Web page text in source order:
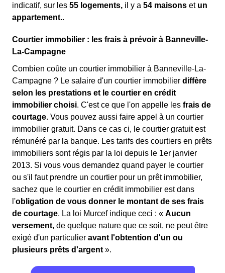
indicatif, sur les 55 logements, il y a 54 maisons et un
appartement..
Courtier immobilier : les frais à prévoir à Banneville-
La-Campagne
Combien coûte un courtier immobilier à Banneville-La-
Campagne ? Le salaire d'un courtier immobilier diffère
selon les prestations et le courtier en crédit
immobilier choisi. C'est ce que l'on appelle les frais de
courtage. Vous pouvez aussi faire appel à un courtier
immobilier gratuit. Dans ce cas ci, le courtier gratuit est
rémunéré par la banque. Les tarifs des courtiers en prêts
immobiliers sont régis par la loi depuis le 1er janvier
2013. Si vous vous demandez quand payer le courtier
ou s'il faut prendre un courtier pour un prêt immobilier,
sachez que le courtier en crédit immobilier est dans
l'obligation de vous donner le montant de ses frais
de courtage. La loi Murcef indique ceci : « Aucun
versement, de quelque nature que ce soit, ne peut être
exigé d'un particulier avant l'obtention d'un ou
plusieurs prêts d'argent ».